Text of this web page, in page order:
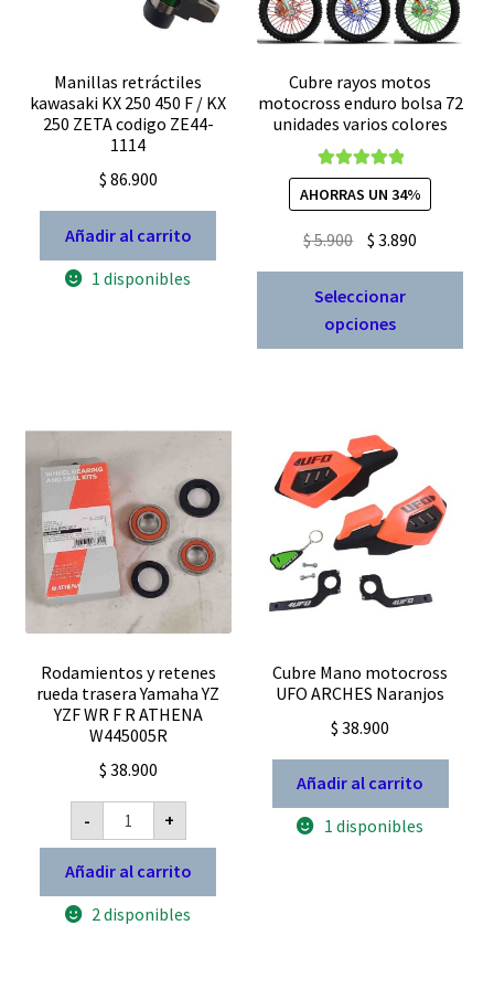
Manillas retráctiles
kawasaki KX 250 450 F / KX
250 ZETA codigo ZE44-
1114
$ 86.900
Añadir al carrito
1 disponibles
Cubre rayos motos
motocross enduro bolsa 72
unidades varios colores
Valorado con
5.00de 5
AHORRAS UN 34%
$5.900 El
original
era:
$ 5.900.
$ 3.890
$ 3.890.
Seleccionar
opciones
Rodamientos y retenes
rueda trasera Yamaha YZ
YZF WR F R ATHENA
W445005R
$ 38.900
-
Rodamientos
retenes
rueda
trasera
Yamaha
YZ
+
Añadir al carrito
2 disponibles
Cubre Mano motocross
UFO ARCHES Naranjos
$ 38.900
Añadir al carrito
1 disponibles